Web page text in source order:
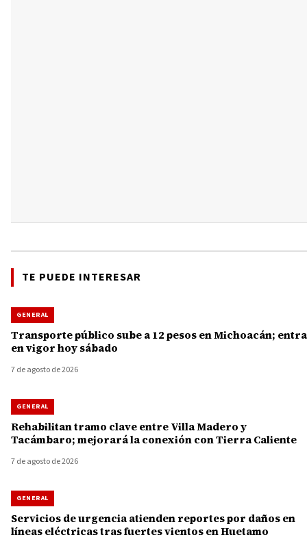
TE PUEDE INTERESAR
GENERAL
Transporte público sube a 12 pesos en Michoacán; entra
en vigor hoy sábado
7 de agosto de 2026
GENERAL
Rehabilitan tramo clave entre Villa Madero y
Tacámbaro; mejorará la conexión con Tierra Caliente
7 de agosto de 2026
GENERAL
Servicios de urgencia atienden reportes por daños en
líneas eléctricas tras fuertes vientos en Huetamo